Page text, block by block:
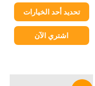
تحديد أحد الخيارات
المنتج
اشتري الآن